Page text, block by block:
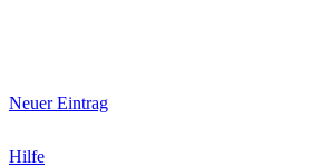
Neuer Eintrag
Hilfe